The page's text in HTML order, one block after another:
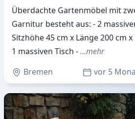
Überdachte Gartenmöbel mit
Garnitur besteht aus: - 2
Sitzhöhe 45 cm x Länge 200 cm
1 massiven Tisch -…mehr
Bremen
vor 5